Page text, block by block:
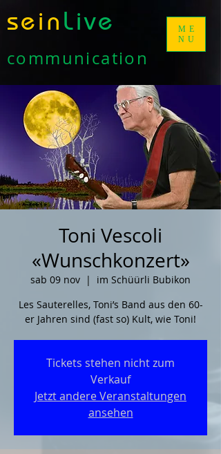
ME
NU
sein Live
communication
Toni Vescoli
«Wunschkonzert»
sab 09 nov
  |
im Schüürli Bubikon
Les Sauterelles, Toni’s Band aus den 60-
er Jahren sind (fast so) Kult, wie Toni!
Tickets stehen nicht zum
Verkauf
Jetzt andere Veranstaltungen
ansehen